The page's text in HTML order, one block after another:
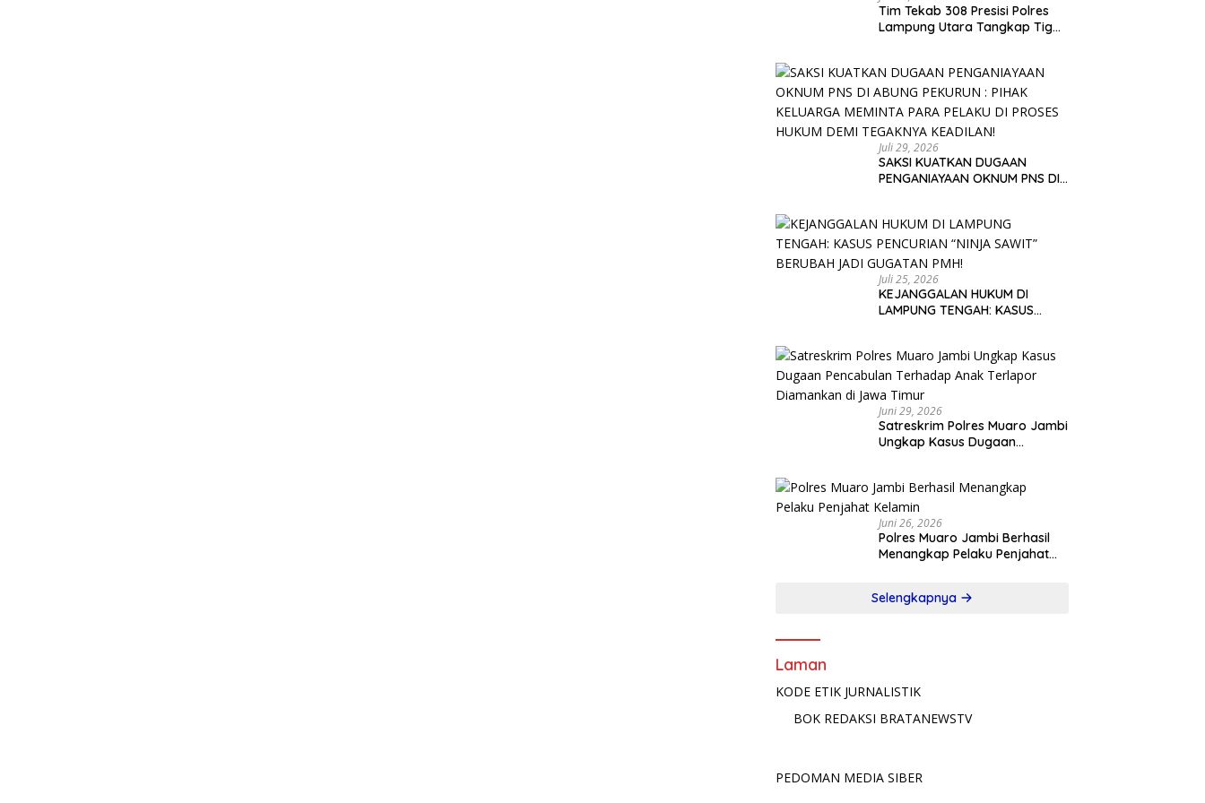
Tim Tekab 308 Presisi Polres
Lampung Utara Tangkap Tiga
Juli 29, 2026
SAKSI KUATKAN DUGAAN
PENGANIAYAAN OKNUM PNS DI
PELAKU DI PROSES HUKUM DEMI
TEGAKNYA KEADILAN!
Juli 25, 2026
KEJANGGALAN HUKUM DI
LAMPUNG TENGAH: KASUS
Juni 29, 2026
Satreskrim Polres Muaro Jambi
Ungkap Kasus Dugaan
Timur
Juni 26, 2026
Polres Muaro Jambi Berhasil
Menangkap Pelaku Penjahat
Selengkapnya
Laman
KODE ETIK JURNALISTIK
BOK REDAKSI BRATANEWSTV
PEDOMAN MEDIA SIBER